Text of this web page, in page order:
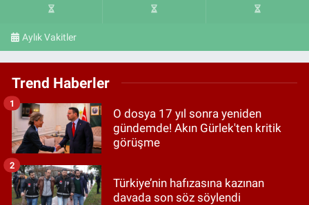
Aylık Vakitler
Trend Haberler
O dosya 17 yıl sonra yeniden
gündemde! Akın Gürlek'ten kritik
görüşme
1
Türkiye’nin hafızasına kazınan
davada son söz söylendi
2